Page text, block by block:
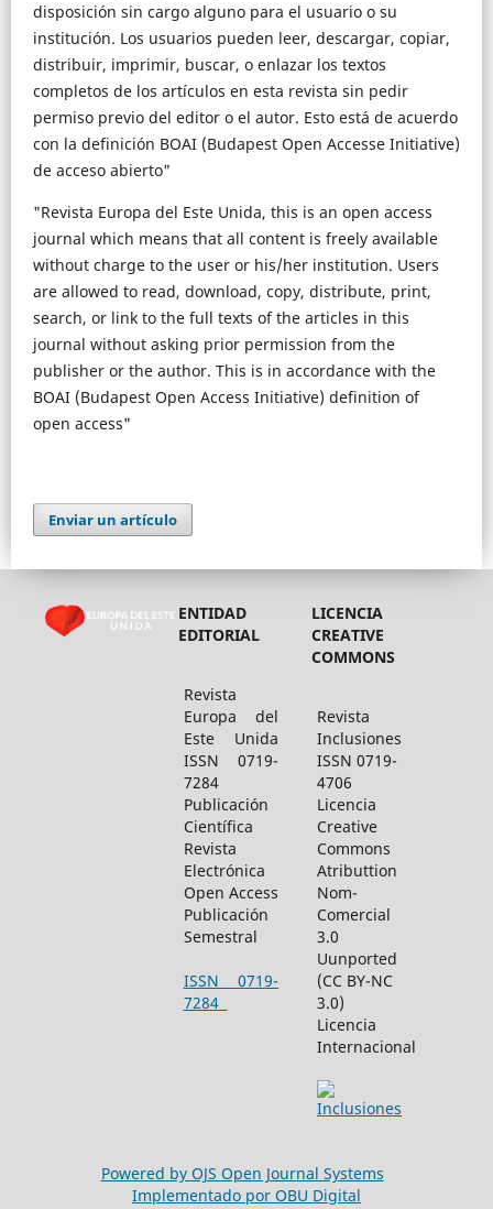
disposición sin cargo alguno para el usuario o su
institución. Los usuarios pueden leer, descargar, copiar,
distribuir, imprimir, buscar, o enlazar los textos
completos de los artículos en esta revista sin pedir
permiso previo del editor o el autor. Esto está de acuerdo
con la definición BOAI (Budapest Open Accesse Initiative)
de acceso abierto"
"Revista Europa del Este Unida, this is an open access
journal which means that all content is freely available
without charge to the user or his/her institution. Users
are allowed to read, download, copy, distribute, print,
search, or link to the full texts of the articles in this
journal without asking prior permission from the
publisher or the author. This is in accordance with the
BOAI (Budapest Open Access Initiative) definition of
open access"
Enviar un artículo
ENTIDAD
EDITORIAL
Revista
Europa del
Este Unida
ISSN 0719-
7284
Publicación
Científica
Revista
Electrónica
Open Access
Publicación
Semestral
ISSN 0719-
7284
LICENCIA
CREATIVE
COMMONS
Revista
Inclusiones
ISSN 0719-
4706
Licencia
Creative
Commons
Atributtion
Nom-
Comercial
3.0
Uunported
(CC BY-NC
3.0)
Licencia
Internacional
Powered by OJS Open Journal Systems
Implementado por OBU Digital